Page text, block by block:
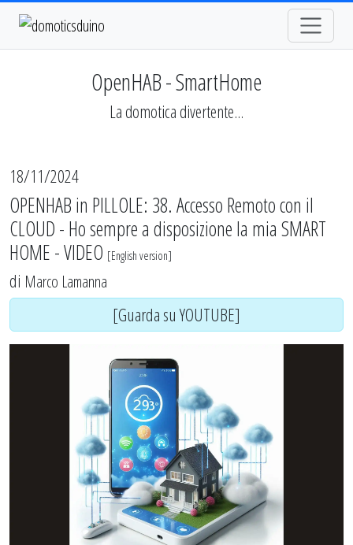
OpenHAB - SmartHome
La domotica divertente...
18/11/2024
OPENHAB in PILLOLE: 38. Accesso Remoto con il
CLOUD - Ho sempre a disposizione la mia SMART
HOME - VIDEO [English version]
di Marco Lamanna
[Guarda su YOUTUBE]